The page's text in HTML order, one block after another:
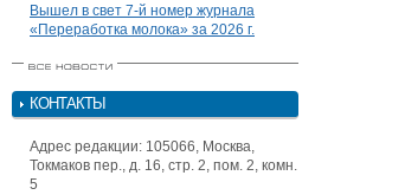
Вышел в свет 7-й номер журнала
«Переработка молока» за 2026 г.
КОНТАКТЫ
Адрес редакции: 105066, Москва,
Токмаков пер., д. 16, стр. 2, пом. 2, комн.
5